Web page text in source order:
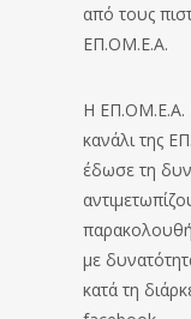
από τους
ΕΠ.ΟΜ.Ε.Α.
Η ΕΠ.ΟΜ.Ε.Α.
κανάλι της
έδωσε τη
με
κατά τη